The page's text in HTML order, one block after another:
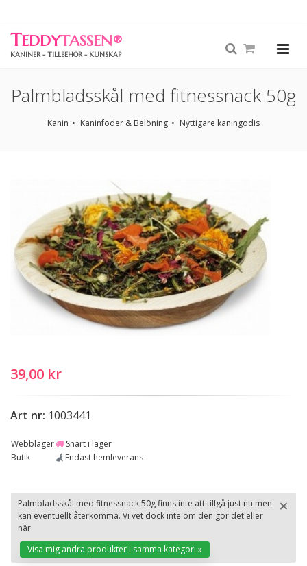
TEDDYTASSEN®
KANINER - TILLBEHÖR - KUNSKAP
Palmbladsskål med fitnessnack 50g
Kanin Kaninfoder & Belöning Nyttigare kaningodis
39,00 kr
Art nr: 1003441
Webblager
Snart i lager
Butik
Endast hemleverans
×
Palmbladsskål med fitnessnack 50g finns inte att tillgå just nu men
kan eventuellt återkomma. Vi vet dock inte om den gör det eller
när.
Visa mig andra produkter i samma kategori »